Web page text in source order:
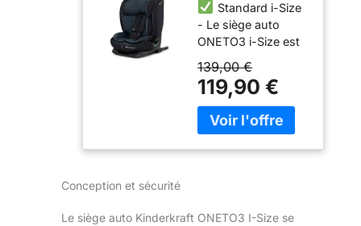
Siège auto
bébé Groupe
1/2/3 de 9 à 36
kg, 15 mois à 12
ans, Installation
ISOFIX facile,
Fonction
reclining,
Régler l'appui-
Standard i-Size
- Le siège auto
ONETO3 i-Size est
dernière norme
R129 i-Size. Il vous
permet d'avoir
l'esprit tranquille
sur la conduite.
139,00 €
119,90 €
Conception et sécurité
Le siège auto Kinderkraft ONETO3 I-Size se